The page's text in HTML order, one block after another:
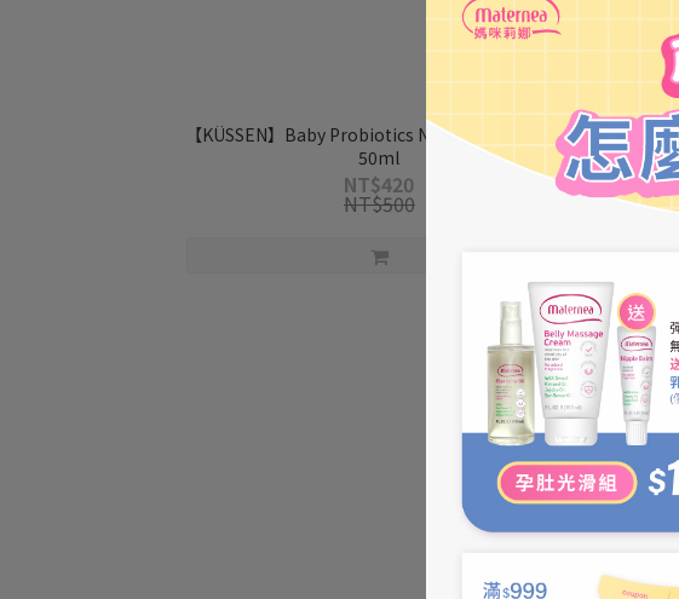
【KÜSSEN】Baby Probiotics Nappy Rash Cream
50ml
NT$420
NT$500
【